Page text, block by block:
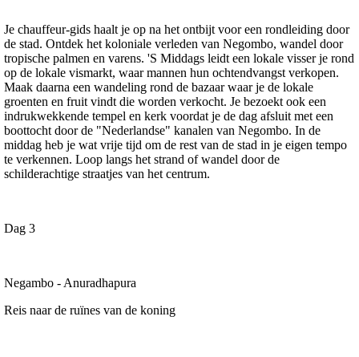
Je chauffeur-gids haalt je op na het ontbijt voor een rondleiding door
de stad. Ontdek het koloniale verleden van Negombo, wandel door
tropische palmen en varens. 'S Middags leidt een lokale visser je rond
op de lokale vismarkt, waar mannen hun ochtendvangst verkopen.
Maak daarna een wandeling rond de bazaar waar je de lokale
groenten en fruit vindt die worden verkocht. Je bezoekt ook een
indrukwekkende tempel en kerk voordat je de dag afsluit met een
boottocht door de "Nederlandse" kanalen van Negombo. In de
middag heb je wat vrije tijd om de rest van de stad in je eigen tempo
te verkennen. Loop langs het strand of wandel door de
schilderachtige straatjes van het centrum.
Dag 3
Negambo - Anuradhapura
Reis naar de ruïnes van de koning